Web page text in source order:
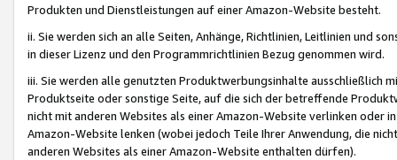
Produkten und Dienstleistungen auf einer Amazon-Website besteht.
ii. Sie werden sich an alle Seiten, Anhänge, Richtlinien, Leitlinien und
in dieser Lizenz und den Programmrichtlinien Bezug genommen wird.
iii. Sie werden alle genutzten Produktwerbungsinhalte ausschließlich
Produktseite oder sonstige Seite, auf die sich der betreffende
nicht mit anderen Websites als einer Amazon-Website verlinken oder
Amazon-Website lenken (wobei jedoch Teile Ihrer Anwendung, die
anderen Websites als einer Amazon-Website enthalten dürfen).